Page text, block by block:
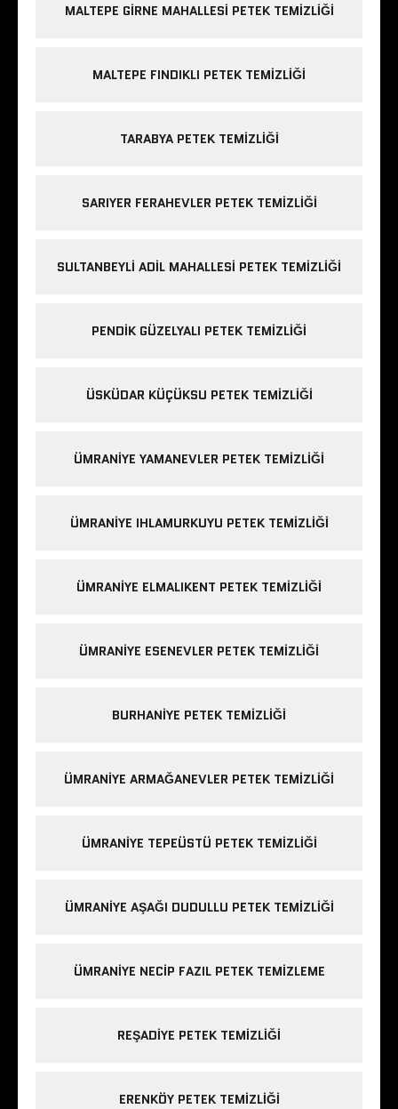
MALTEPE GIRNE MAHALLESI PETEK TEMIZLIĞI
MALTEPE FINDIKLI PETEK TEMIZLIĞI
TARABYA PETEK TEMIZLIĞI
SARIYER FERAHEVLER PETEK TEMIZLIĞI
SULTANBEYLI ADIL MAHALLESI PETEK TEMIZLIĞI
PENDIK GÜZELYALI PETEK TEMIZLIĞI
ÜSKÜDAR KÜÇÜKSU PETEK TEMIZLIĞI
ÜMRANIYE YAMANEVLER PETEK TEMIZLIĞI
ÜMRANIYE IHLAMURKUYU PETEK TEMIZLIĞI
ÜMRANIYE ELMALIKENT PETEK TEMIZLIĞI
ÜMRANIYE ESENEVLER PETEK TEMIZLIĞI
BURHANIYE PETEK TEMIZLIĞI
ÜMRANIYE ARMAĞANEVLER PETEK TEMIZLIĞI
ÜMRANIYE TEPEÜSTÜ PETEK TEMIZLIĞI
ÜMRANIYE AŞAĞI DUDULLU PETEK TEMIZLIĞI
ÜMRANIYE NECIP FAZIL PETEK TEMIZLEME
REŞADIYE PETEK TEMIZLIĞI
ERENKÖY PETEK TEMIZLIĞI